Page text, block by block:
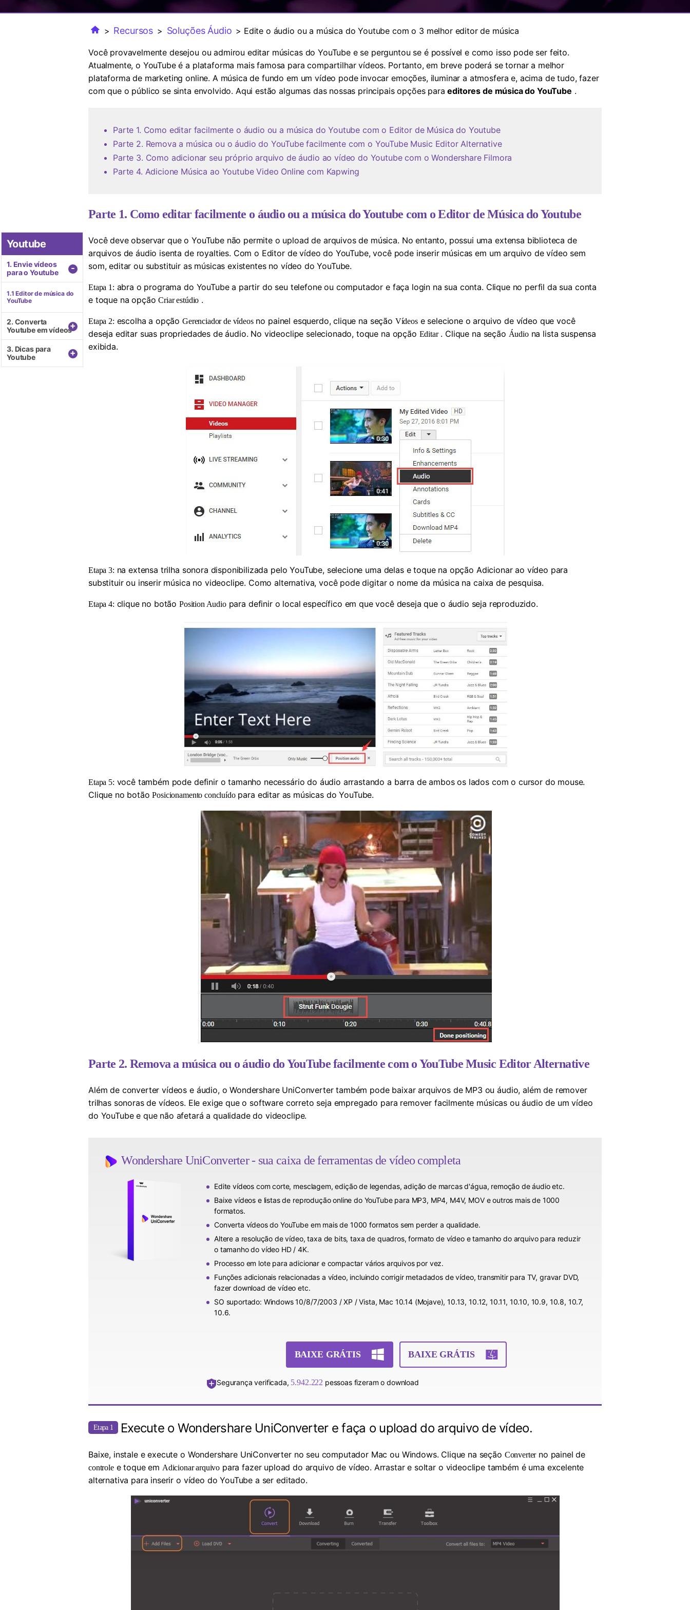
MAIS SOLUÇÕES
> Recursos > Soluções Áudio > Edite o áudio ou a música do Youtube com o 3 melhor editor de música
Youtube
1. Envie vídeos
para o Youtube
-
1.1 Editor de música do
YouTube
2. Converta
Youtube em vídeos+
3. Dicas para
Youtube
+
Você provavelmente desejou ou admirou editar músicas do YouTube e se perguntou se é possível e como isso pode ser feito.
Atualmente, o YouTube é a plataforma mais famosa para compartilhar vídeos. Portanto, em breve poderá se tornar a melhor
plataforma de marketing online. A música de fundo em um vídeo pode invocar emoções, iluminar a atmosfera e, acima de tudo, fazer
com que o público se sinta envolvido. Aqui estão algumas das nossas principais opções paraeditores de música do YouTube .
Parte 1. Como editar facilmente o áudio ou a música do Youtube com o Editor de Música do Youtube
Parte 2. Remova a música ou o áudio do YouTube facilmente com o YouTube Music Editor Alternative
Parte 3. Como adicionar seu próprio arquivo de áudio ao vídeo do Youtube com o Wondershare Filmora
Parte 4. Adicione Música ao Youtube Video Online com Kapwing
Parte 1. Como editar facilmente o áudio ou a música do Youtube com o Editor de Música do Youtube
Você deve observar que o YouTube não permite o upload de arquivos de música. No entanto, possui uma extensa biblioteca de
arquivos de áudio isenta de royalties. Com o Editor de vídeo do YouTube, você pode inserir músicas em um arquivo de vídeo sem
som, editar ou substituir as músicas existentes no vídeo do YouTube.
Etapa 1: abra o programa do YouTube a partir do seu telefone ou computador e faça login na sua conta. Clique no perfil da sua conta
e toque na opçãoCriar estúdio .
Etapa 2: escolha a opçãoGerenciador de vídeosno painel esquerdo, clique na seção Vídeose selecione o arquivo de vídeo que você
deseja editar suas propriedades de áudio. No videoclipe selecionado, toque na opção Editar. Clique na seção Áudiona lista suspensa
exibida.
Etapa 3: na extensa trilha sonora disponibilizada pelo YouTube, selecione uma delas e toque na opção Adicionar ao vídeo para
substituir ou inserir música no videoclipe. Como alternativa, você pode digitar o nome da música na caixa de pesquisa.
Etapa 4: clique no botãoPosition Audiopara definir o local específico em que você deseja que o áudio seja reproduzido.
Etapa 5: você também pode definir o tamanho necessário do áudio arrastando a barra de ambos os lados com o cursor do mouse.
Clique no botãoPosicionamento concluídopara editar as músicas do YouTube.
Parte 2. Remova a música ou o áudio do YouTube facilmente com o YouTube Music Editor Alternative
Além de converter vídeos e áudio, o Wondershare UniConverter também pode baixar arquivos de MP3 ou áudio, além de remover
trilhas sonoras de vídeos. Ele exige que o software correto seja empregado para remover facilmente músicas ou áudio de um vídeo
do YouTube e que não afetará a qualidade do videoclipe.
Wondershare UniConverter - sua caixa de ferramentas de vídeo completa
Edite vídeos com corte, mesclagem, edição de legendas, adição de marcas d'água, remoção de áudio etc.
Baixe vídeos e listas de reprodução online do YouTube para MP3, MP4, M4V, MOV e outros mais de 1000
formatos.
Converta vídeos do YouTube em mais de 1000 formatos sem perder a qualidade.
Altere a resolução de vídeo, taxa de bits, taxa de quadros, formato de vídeo e tamanho do arquivo para reduzir
o tamanho do vídeo HD / 4K.
Processo em lote para adicionar e compactar vários arquivos por vez.
Funções adicionais relacionadas a vídeo, incluindo corrigir metadados de vídeo, transmitir para TV, gravar DVD,
fazer download de vídeo etc.
SO suportado: Windows 10/8/7/2003 / XP / Vista, Mac 10.14 (Mojave), 10.13, 10.12, 10.11, 10.10, 10.9, 10.8, 10.7,
10.6.
BAIXE GRÁTIS BAIXE GRÁTIS
Segurança verificada, 5.942.222 pessoas fizeram o download
Etapa 1 Execute o Wondershare UniConverter e faça o upload do arquivo de vídeo.
Baixe, instale e execute o Wondershare UniConverter no seu computador Mac ou Windows. Clique na seção Converterno painel de
controlee toque em Adicionar arquivo para fazer upload do arquivo de vídeo. Arrastar e soltar o videoclipe também é uma excelente
alternativa para inserir o vídeo do YouTube a ser editado.